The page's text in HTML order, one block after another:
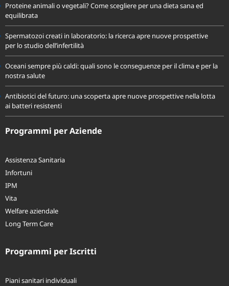
Proteine animali o vegetali? Come scegliere per una dieta sana ed
equilibrata
Spermatozoi creati in laboratorio: la ricerca apre nuove prospettive
per lo studio dell’infertilità
Oceani sempre più caldi: quali sono le conseguenze per il clima e per la
nostra salute
Antibiotici del futuro: una scoperta apre nuove prospettive nella lotta
ai batteri resistenti
Programmi per Aziende
Assistenza Sanitaria
Infortuni
IPM
Vita
Welfare aziendale
Long Term Care
Programmi per Iscritti
Piani sanitari individuali